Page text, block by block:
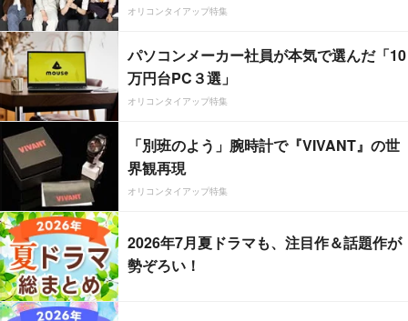
オリコンタイアップ特集
パソコンメーカー社員が本気で選んだ「10
万円台PC３選」
オリコンタイアップ特集
「別班のよう」腕時計で『VIVANT』の世
界観再現
オリコンタイアップ特集
2026年7月夏ドラマも、注目作＆話題作が
勢ぞろい！